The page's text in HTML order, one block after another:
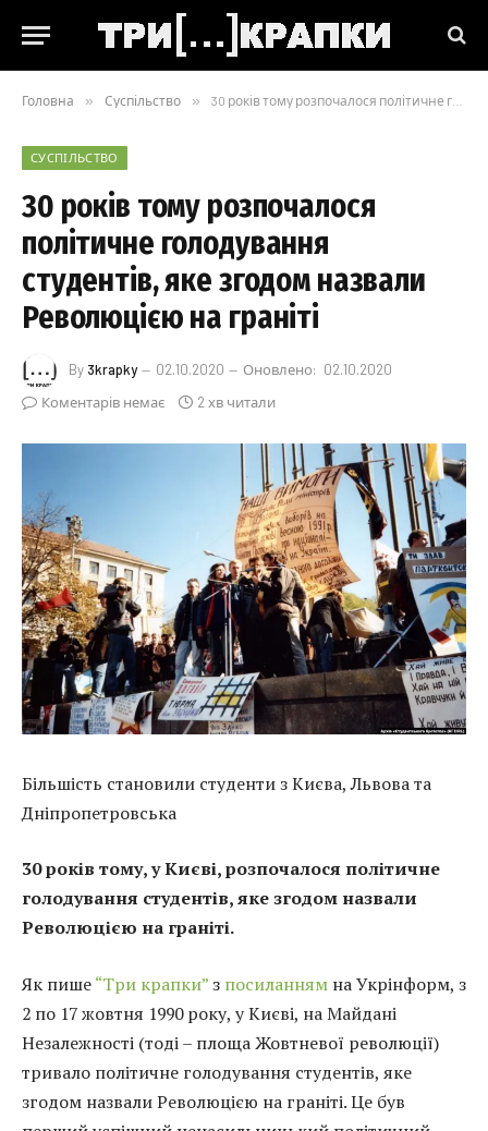
Головна » Суспільство » 30 років тому розпочалося політичне голодування студентів, яке згодом назвали Революцією на граніті
СУСПІЛЬСТВО
30 років тому розпочалося
політичне голодування
студентів, яке згодом назвали
Революцією на граніті
By 3krapky 02.10.2020 Оновлено: 02.10.2020
Коментарів немає
2 хв читали
Більшість становили студенти з Києва, Львова та
Дніпропетровська
30 років тому, у Києві, розпочалося політичне
голодування студентів, яке згодом назвали
Революцією на граніті.
Як пише“Три крапки”з посиланням на Укрінформ, з
2 по 17 жовтня 1990 року, у Києві, на Майдані
Незалежності (тоді – площа Жовтневої революції)
тривало політичне голодування студентів, яке
згодом назвали Революцією на граніті. Це був